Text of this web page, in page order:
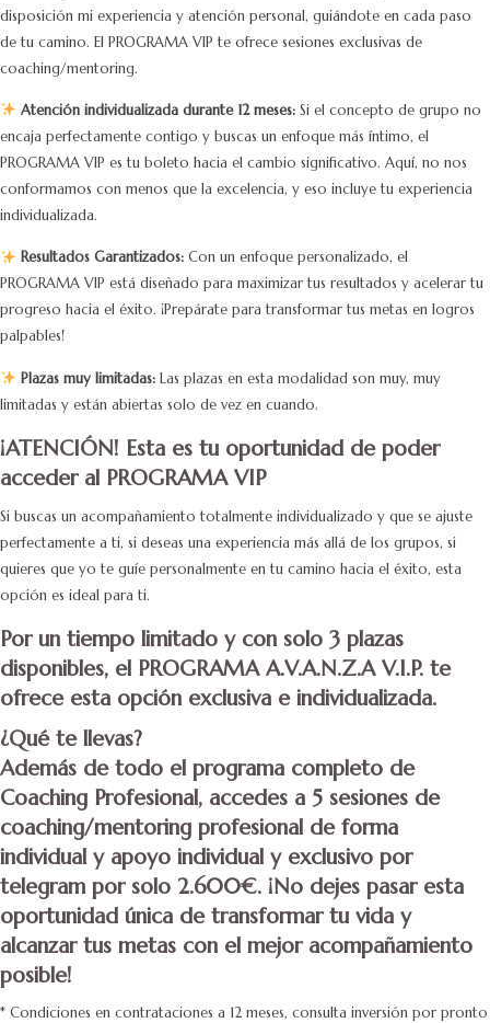
disposición mi experiencia y atención personal, guiándote en cada paso
de tu camino. El PROGRAMA VIP te ofrece sesiones exclusivas de
coaching/mentoring.
Atención individualizada durante 12 meses:Si el concepto de grupo no
encaja perfectamente contigo y buscas un enfoque más íntimo, el
PROGRAMA VIP es tu boleto hacia el cambio significativo. Aquí, no nos
conformamos con menos que la excelencia, y eso incluye tu experiencia
individualizada.
Resultados Garantizados:Con un enfoque personalizado, el
PROGRAMA VIP está diseñado para maximizar tus resultados y acelerar tu
progreso hacia el éxito. ¡Prepárate para transformar tus metas en logros
palpables!
Plazas muy limitadas:Las plazas en esta modalidad son muy, muy
limitadas y están abiertas solo de vez en cuando.
¡ATENCIÓN! Esta es tu oportunidad de poder
acceder al PROGRAMA VIP
Si buscas un acompañamiento totalmente individualizado y que se ajuste
perfectamente a ti, si deseas una experiencia más allá de los grupos, si
quieres que yo te guíe personalmente en tu camino hacia el éxito, esta
opción es ideal para ti.
Por un tiempo limitado y con solo 3 plazas
disponibles, el PROGRAMA A.V.A.N.Z.A V.I.P. te
ofrece esta opción exclusiva e individualizada.
¿Qué te llevas?
Además de todo el programa completo de
Coaching Profesional, accedes a 5 sesiones de
coaching/mentoring profesional de forma
individual y apoyo individual y exclusivo por
telegram por solo 2.600€. ¡No dejes pasar esta
oportunidad única de transformar tu vida y
alcanzar tus metas con el mejor acompañamiento
posible!
* Condiciones en contrataciones a 12 meses, consulta inversión por pronto